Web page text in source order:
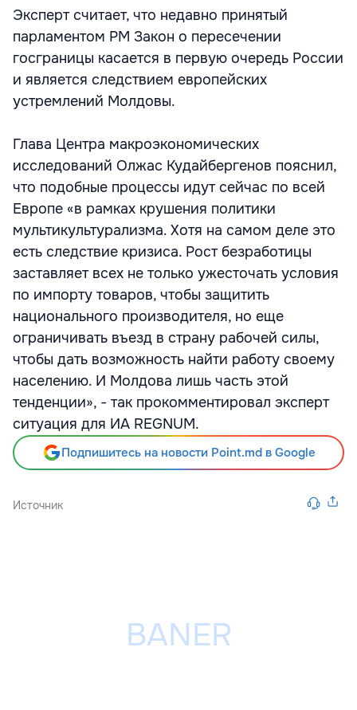
Эксперт считает, что недавно принятый
парламентом РМ Закон о пересечении
госграницы касается в первую очередь России
и является следствием европейских
устремлений Молдовы.
Глава Центра макроэкономических
исследований Олжас Кудайбергенов пояснил,
что подобные процессы идут сейчас по всей
Европе «в рамках крушения политики
мультикультурализма. Хотя на самом деле это
есть следствие кризиса. Рост безработицы
заставляет всех не только ужесточать условия
по импорту товаров, чтобы защитить
национального производителя, но еще
ограничивать въезд в страну рабочей силы,
чтобы дать возможность найти работу своему
населению. И Молдова лишь часть этой
тенденции», - так прокомментировал эксперт
ситуация для ИА REGNUM.
Подпишитесь на новости Point.md в Google
Источник